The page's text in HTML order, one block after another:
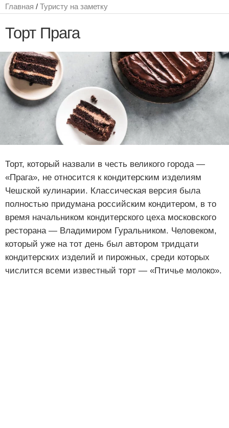
Главная / Туристу на заметку
Торт Прага
Торт, который назвали в честь великого города —
«Прага», не относится к кондитерским изделиям
Чешской кулинарии. Классическая версия была
полностью придумана российским кондитером, в то
время начальником кондитерского цеха московского
ресторана — Владимиром Гуральником. Человеком,
который уже на тот день был автором тридцати
кондитерских изделий и пирожных, среди которых
числится всеми известный торт — «Птичье молоко».